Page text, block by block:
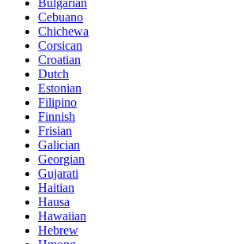
Bulgarian
Cebuano
Chichewa
Corsican
Croatian
Dutch
Estonian
Filipino
Finnish
Frisian
Galician
Georgian
Gujarati
Haitian
Hausa
Hawaiian
Hebrew